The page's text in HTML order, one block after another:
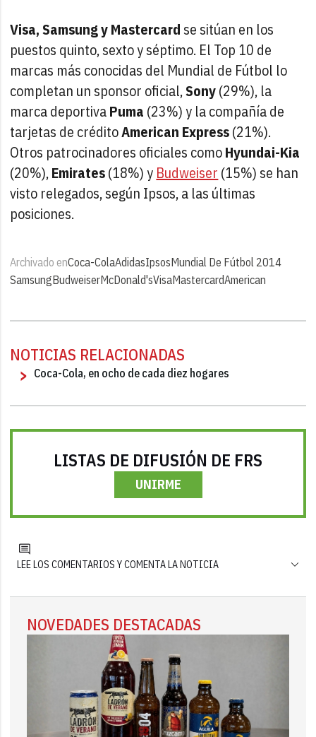
Visa, Samsung y Mastercard se sitúan en los
puestos quinto, sexto y séptimo. El Top 10 de
marcas más conocidas del Mundial de Fútbol lo
completan un sponsor oficial,Sony(29%), la
marca deportivaPuma (23%) y la compañía de
tarjetas de créditoAmerican Express(21%).
Otros patrocinadores oficiales comoHyundai-Kia
(20%),Emirates(18%) y Budweiser (15%) se han
visto relegados, según Ipsos, a las últimas
posiciones.
Archivado enCoca-ColaAdidasIpsosMundial De Fútbol 2014
SamsungBudweiserMcDonald'sVisaMastercardAmerican
NOTICIAS RELACIONADAS
Coca-Cola, en ocho de cada diez hogares
LISTAS DE DIFUSIÓN DE FRS
UNIRME
LEE LOS COMENTARIOS Y COMENTA LA NOTICIA
NOVEDADES DESTACADAS